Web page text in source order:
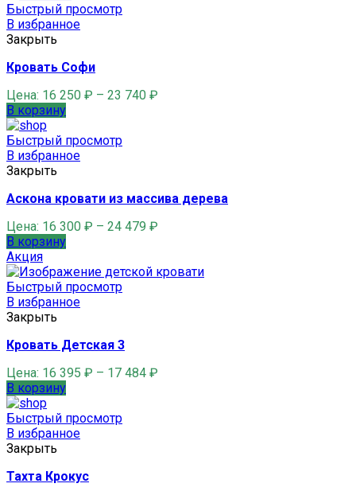
Быстрый просмотр
В избранное
Закрыть
Кровать Софи
Цена: 16 250 ₽ – 23 740 ₽
В корзину
Быстрый просмотр
В избранное
Закрыть
Аскона кровати из массива дерева
Цена: 16 300 ₽ – 24 479 ₽
В корзину
Акция
Быстрый просмотр
В избранное
Закрыть
Кровать Детская 3
Цена: 16 395 ₽ – 17 484 ₽
В корзину
Быстрый просмотр
В избранное
Закрыть
Тахта Крокус